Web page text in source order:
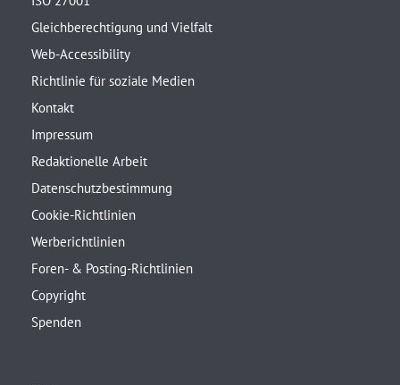
Gleichberechtigung und Vielfalt
Web-Accessibility
Richtlinie für soziale Medien
Kontakt
Impressum
Redaktionelle Arbeit
Datenschutzbestimmung
Cookie-Richtlinien
Werberichtlinien
Foren- & Posting-Richtlinien
Copyright
Spenden